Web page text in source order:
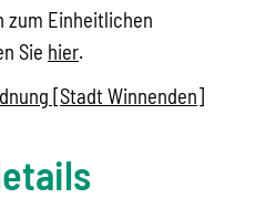
zum Einheitlichen
Sie hier.
[Stadt Winnenden]